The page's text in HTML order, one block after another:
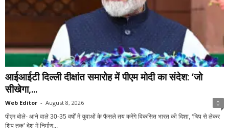
आईआईटी दिल्ली दीक्षांत समारोह में पीएम मोदी का संदेश: ‘जो
सीखेगा,...
Web Editor - August 8, 2026 0
पीएम बोले- आने वाले 30-35 वर्षों में युवाओं के फैसले तय करेंगे विकसित भारत की दिशा, ‘चिप से लेकर
शिप तक’ देश में निर्माण...